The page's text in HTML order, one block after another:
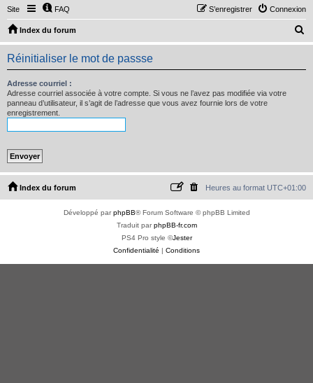
Site FAQ Connexion
S’enregistrer
Index du forum
e
Réinitialiser le mot de passse
Adresse courriel :
Adresse courriel associée à votre compte. Si vous ne l’avez pas modifiée via votre
panneau d’utilisateur, il s’agit de l’adresse que vous avez fournie lors de votre
enregistrement.
Index du forum Heures au format UTC+01:00
Développé parphpBB® Forum Software © phpBB Limited
Traduit parphpBB-fr.com
PS4 Pro style ©Jester
Confidentialité | Conditions